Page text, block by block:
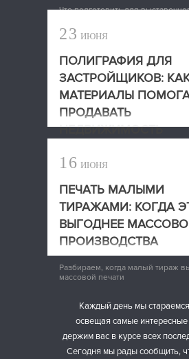
Что подготовить для
23 ИЮНЯ
ПОЛИГРАФИЯ ДЛЯ
ЗАСТРОЙЩИКОВ:
МАТЕРИАЛЫ
ПРОДАВАТЬ
НЕДВИЖИМОСТЬ
Какие печатные материалы
застройщикам продавать
16 ИЮНЯ
ПЕЧАТЬ МАЛЫМИ
ТИРАЖАМИ: КОГДА
ВЫГОДНЕЕ
ПРОИЗВОДСТВА
Разбираем, когда малый тираж
массовой печати
Каждый день мы
освещая самые
держим вас в курсе всех
Сегодня мы рады сообщить,